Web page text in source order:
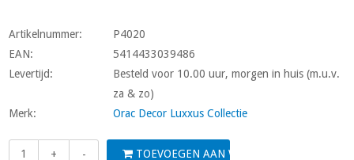
Artikelnummer:
P4020
EAN:
5414433039486
Levertijd:
Besteld voor 10.00 uur, morgen in huis (m.u.v.
za & zo)
Merk:
Orac Decor Luxxus Collectie
+ - TOEVOEGEN AAN WINKELWAGEN